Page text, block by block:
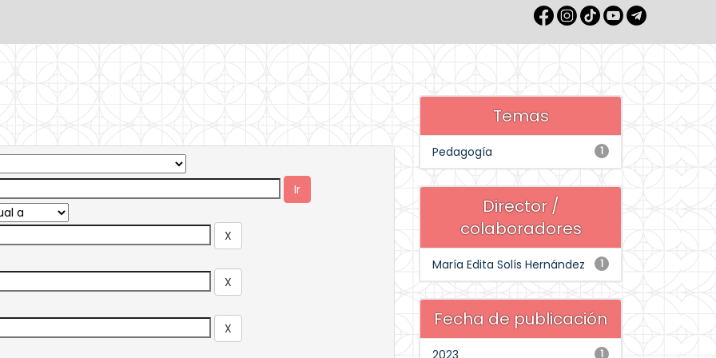
Temas
1
Pedagogía
Director /
colaboradores
1
María Edita Solís Hernández
Fecha de publicación
1
2023